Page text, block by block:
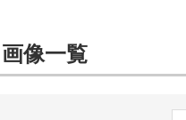
画像一覧